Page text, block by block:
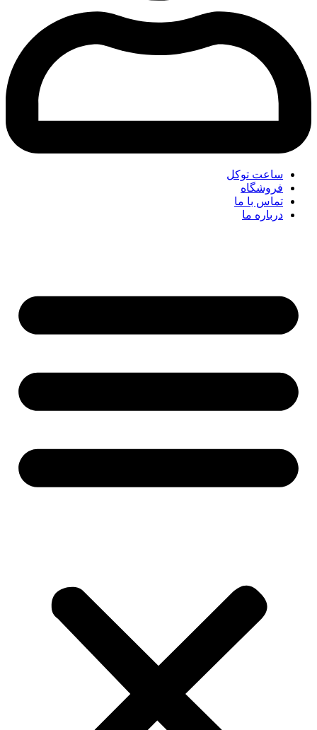
ساعت توکل
فروشگاه
تماس با ما
درباره ما